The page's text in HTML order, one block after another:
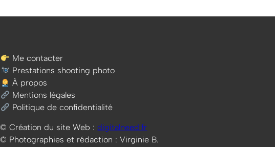
Me contacter
Prestations shooting photo
À propos
Mentions légales
Politique de confidentialité
© Création du site Web : digitalneed.fr
© Photographies et rédaction : Virginie B.